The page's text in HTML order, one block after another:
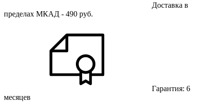
Доставка в
пределах МКАД - 490 руб.
Гарантия: 6
месяцев